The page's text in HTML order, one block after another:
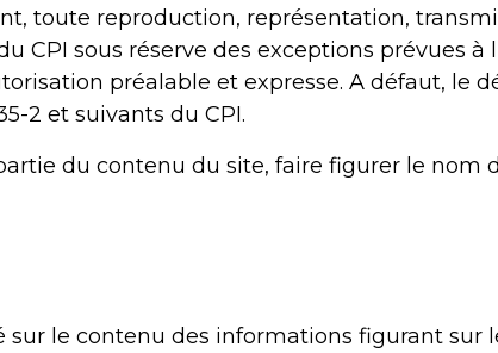
toute reproduction, représentation,
CPI sous réserve des exceptions prévues à
préalable et expresse. A défaut, le
2 et suivants du CPI.
du contenu du site, faire figurer le nom
le contenu des informations figurant sur